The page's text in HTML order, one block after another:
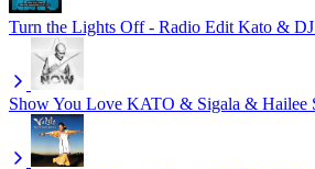
Turn the Lights Off - Radio Edit Kato & DJ
Show You Love KATO & Sigala & Hailee